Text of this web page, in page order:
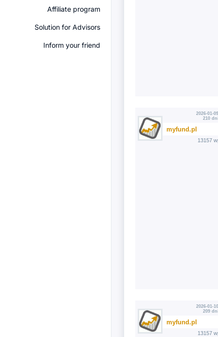
Affiliate program
Solution for Advisors
Inform your friend
2026-01-
210
myfund.pl
13157
2026-01-
209
myfund.pl
13157